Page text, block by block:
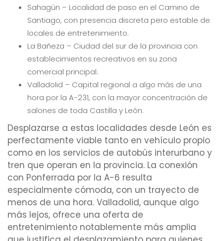
Sahagún – Localidad de paso en el Camino de
Santiago, con presencia discreta pero estable de
locales de entretenimiento.
La Bañeza – Ciudad del sur de la provincia con
establecimientos recreativos en su zona
comercial principal.
Valladolid – Capital regional a algo más de una
hora por la A-231, con la mayor concentración de
salones de toda Castilla y León.
Desplazarse a estas localidades desde León es
perfectamente viable tanto en vehículo propio
como en los servicios de autobús interurbano y
tren que operan en la provincia. La conexión
con Ponferrada por la A-6 resulta
especialmente cómoda, con un trayecto de
menos de una hora. Valladolid, aunque algo
más lejos, ofrece una oferta de
entretenimiento notablemente más amplia